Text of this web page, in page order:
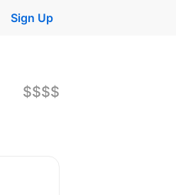
Sign Up
$$$$